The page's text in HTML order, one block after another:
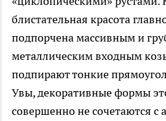
блистательная красота
подпорчена массивным и
металлическим входным
подпирают тонкие
Увы, декоративные формы
совершенно не сочетаются с